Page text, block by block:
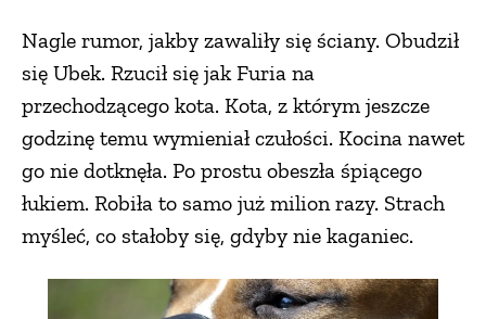
Nagle rumor, jakby zawaliły się ściany. Obudził
się Ubek. Rzucił się jak Furia na
przechodzącego kota. Kota, z którym jeszcze
godzinę temu wymieniał czułości. Kocina nawet
go nie dotknęła. Po prostu obeszła śpiącego
łukiem. Robiła to samo już milion razy. Strach
myśleć, co stałoby się, gdyby nie kaganiec.